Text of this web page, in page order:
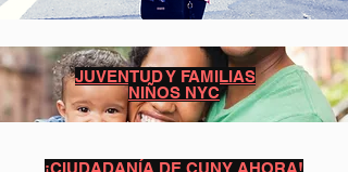
JUVENTUD Y FAMILIAS
NIÑOS NYC
¡CIUDADANÍA DE CUNY AHORA!